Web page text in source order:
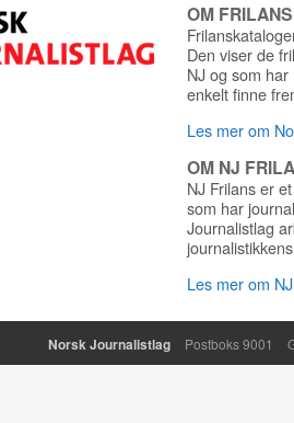
OM
Den viser de
NJ og som
enkelt finne
Les mer om
OM NJ
NJ Frilans er
som har
Journalistlag
Les mer om
Norsk Journalistlag Postboks 9001